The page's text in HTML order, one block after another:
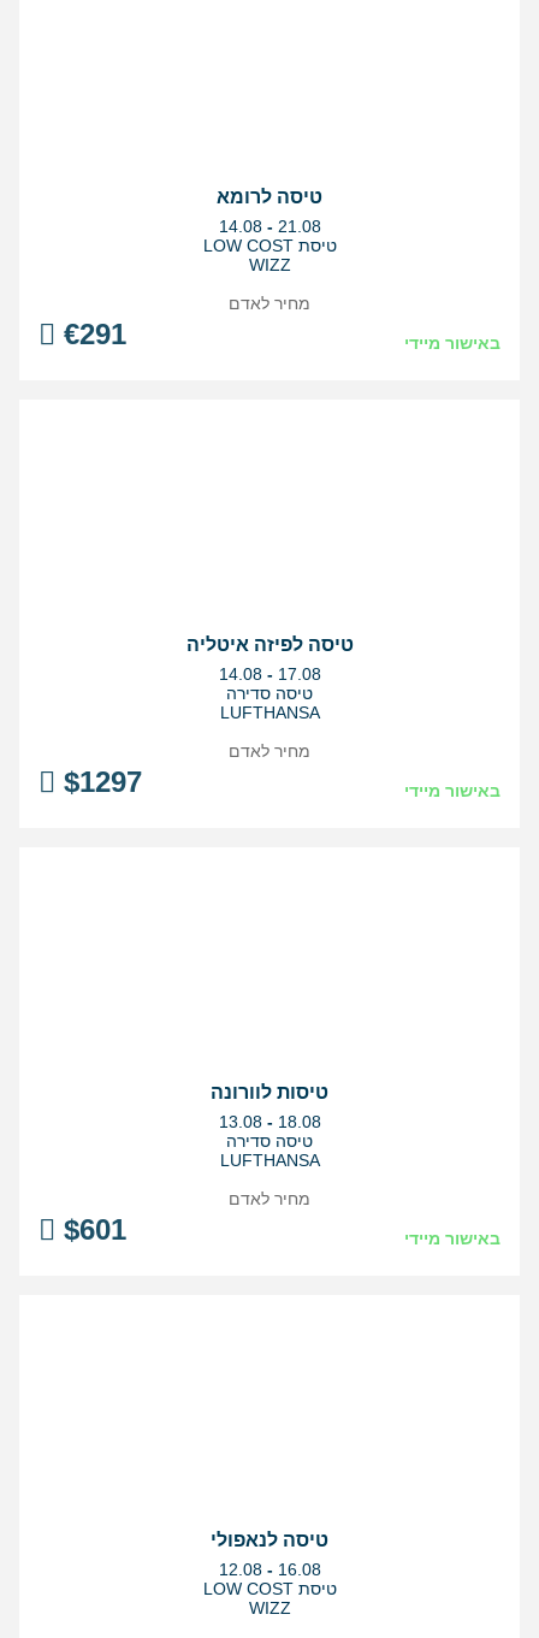
טיסה לרומא
בין
התאריכים,
14.08 - 21.08
טיסת LOW COST
WIZZ
באישור מיידי €291
מחיר לאדם
טיסה לפיזה איטליה
בין
התאריכים,
14.08 - 17.08
טיסה סדירה
LUFTHANSA
באישור מיידי $1297
מחיר לאדם
טיסות לוורונה
בין
התאריכים,
13.08 - 18.08
טיסה סדירה
LUFTHANSA
באישור מיידי $601
מחיר לאדם
טיסה לנאפולי
בין
התאריכים,
12.08 - 16.08
טיסת LOW COST
WIZZ